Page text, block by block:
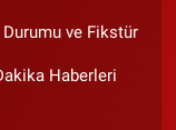
Durumu ve Fikstür
Haberleri